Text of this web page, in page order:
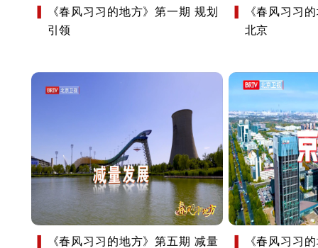
《春风习习的地方》第一期 规划
引领
《春风习习
北京
《春风习习的地方》第五期 减量
《春风习习